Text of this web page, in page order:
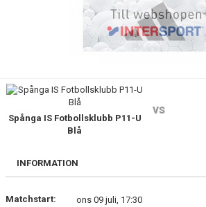
Spånga IS Fotbollsklubb P11-U
Blå
vs
INFORMATION
Matchstart:
ons 09 juli, 17:30